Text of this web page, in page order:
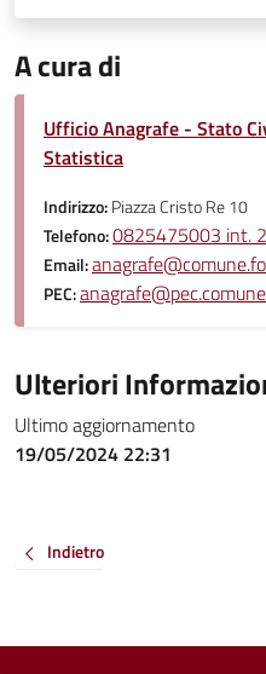
A cura di
Ufficio Anagrafe - Stato
Statistica
Indirizzo:Piazza Cristo Re 10
Telefono:0825475003 int. 2
Email:
PEC:
Ulteriori
Ultimo aggiornamento
19/05/2024 22:31
Indietro